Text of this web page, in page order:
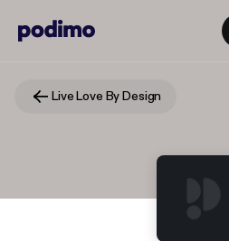
Live Love By Design